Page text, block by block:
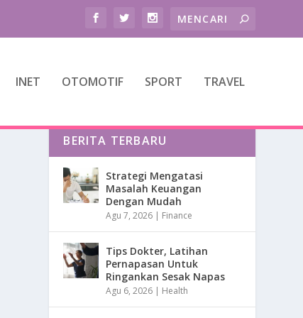
INET OTOMOTIF SPORT TRAVEL
BERITA TERBARU
Strategi Mengatasi
Masalah Keuangan
Dengan Mudah
Agu 7, 2026 | Finance
Tips Dokter, Latihan
Pernapasan Untuk
Ringankan Sesak Napas
Agu 6, 2026 | Health